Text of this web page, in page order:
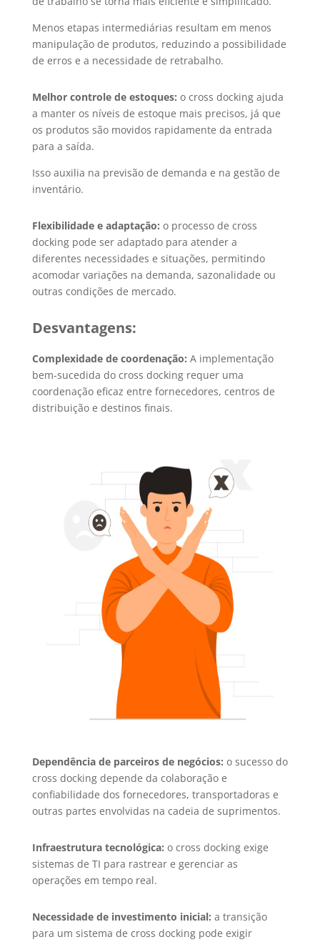
Menos etapas intermediárias resultam em menos
manipulação de produtos, reduzindo a possibilidade
de erros e a necessidade de retrabalho.
Melhor controle de estoques: o cross docking ajuda
a manter os níveis de estoque mais precisos, já que
os produtos são movidos rapidamente da entrada
para a saída.
Isso auxilia na previsão de demanda e na gestão de
inventário.
Flexibilidade e adaptação: o processo de cross
docking pode ser adaptado para atender a
diferentes necessidades e situações, permitindo
acomodar variações na demanda, sazonalidade ou
outras condições de mercado.
Desvantagens:
Complexidade de coordenação: A implementação
bem-sucedida do cross docking requer uma
coordenação eficaz entre fornecedores, centros de
distribuição e destinos finais.
Dependência de parceiros de negócios: o sucesso do
cross docking depende da colaboração e
confiabilidade dos fornecedores, transportadoras e
outras partes envolvidas na cadeia de suprimentos.
Infraestrutura tecnológica: o cross docking exige
sistemas de TI para rastrear e gerenciar as
operações em tempo real.
Necessidade de investimento inicial: a transição
para um sistema de cross docking pode exigir